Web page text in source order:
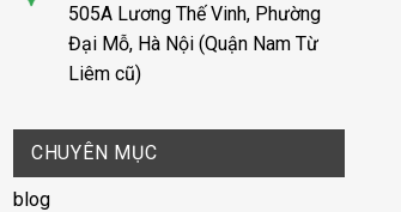
505A Lương Thế Vinh, Phường
Đại Mỗ, Hà Nội (Quận Nam Từ
Liêm cũ)
CHUYÊN MỤC
blog